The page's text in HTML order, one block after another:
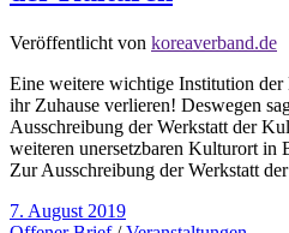
Veröffentlicht von koreaverband.de
Eine weitere wichtige Institution
ihr Zuhause verlieren! Deswegen
Ausschreibung der Werkstatt der
weiteren unersetzbaren Kulturort in
Zur Ausschreibung der Werkstatt
7. August 2019